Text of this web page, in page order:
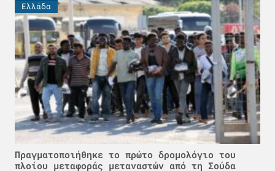
Ελλάδα
Πραγματοποιήθηκε το πρώτο δρομολόγιο του
πλοίου μεταφοράς μεταναστών από τη Σούδα